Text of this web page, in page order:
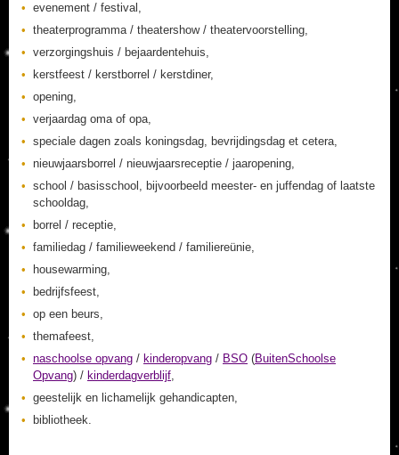
evenement / festival,
theaterprogramma / theatershow / theatervoorstelling,
verzorgingshuis / bejaardentehuis,
kerstfeest / kerstborrel / kerstdiner,
opening,
verjaardag oma of opa,
speciale dagen zoals koningsdag, bevrijdingsdag et cetera,
nieuwjaarsborrel / nieuwjaarsreceptie / jaaropening,
school / basisschool, bijvoorbeeld meester- en juffendag of laatste
schooldag,
borrel / receptie,
familiedag / familieweekend / familiereünie,
housewarming,
bedrijfsfeest,
op een beurs,
themafeest,
naschoolse opvang / kinderopvang / BSO (BuitenSchoolse
Opvang) / kinderdagverblijf,
geestelijk en lichamelijk gehandicapten,
bibliotheek.